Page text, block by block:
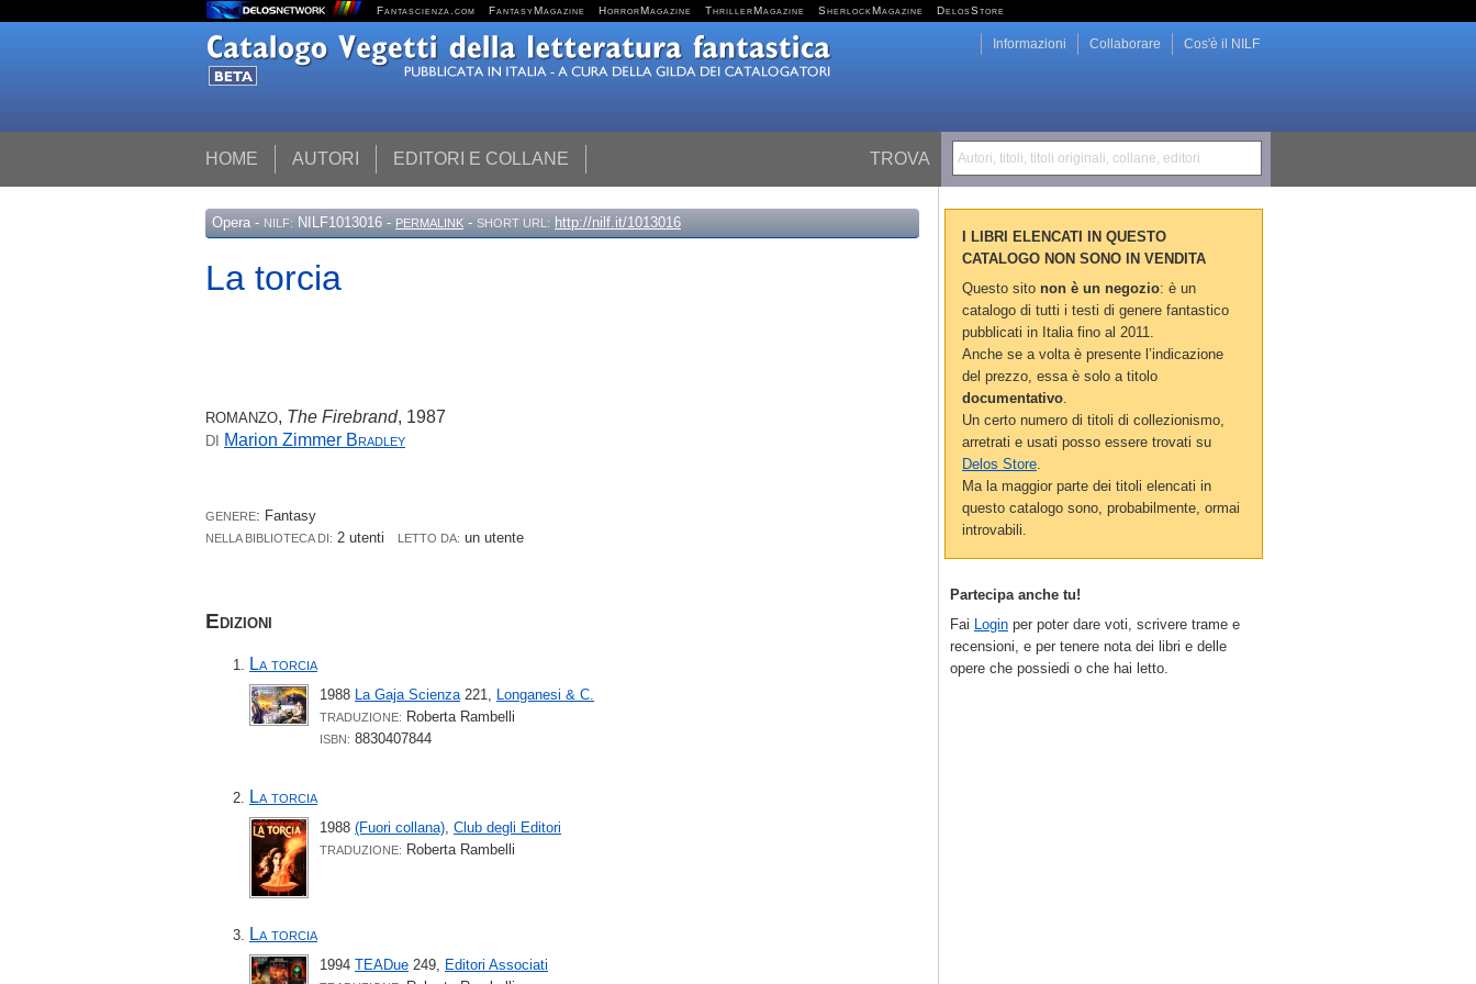
Fantascienza.com FantasyMagazine HorrorMagazine ThrillerMagazine SherlockMagazine DelosStore
TROVA Autori, titoli, titoli originali, collane, editori
HOME AUTORI EDITORI E COLLANE
Cos'è il NILF
Collaborare
Informazioni
Opera - NILF: NILF1013016 - PERMALINK - SHORT URL: http://nilf.it/1013016
La torcia
ROMANZO, The Firebrand, 1987
DI Marion Zimmer Bradley
GENERE: Fantasy
NELLA BIBLIOTECA DI: 2 utenti LETTO DA: un utente
Edizioni
La torcia
1988 La Gaja Scienza 221, Longanesi & C.
TRADUZIONE: Roberta Rambelli
ISBN: 8830407844
La torcia
1988 (Fuori collana) Club degli Editori
TRADUZIONE: Roberta Rambelli
La torcia
1994 TEADue 249, Editori Associati
I LIBRI ELENCATI IN QUESTO
CATALOGO NON SONO IN VENDITA
Questo sito non è un negozio: è un
catalogo di tutti i testi di genere fantastico
pubblicati in Italia fino al 2011.
Anche se a volta è presente l’indicazione
del prezzo, essa è solo a titolo
documentativo
Un certo numero di titoli di collezionismo,
arretrati e usati posso essere trovati su
Delos Store
Ma la maggior parte dei titoli elencati in
questo catalogo sono, probabilmente, ormai
introvabili.
Partecipa anche tu!
Fai Login per poter dare voti, scrivere trame e
recensioni, e per tenere nota dei libri e delle
opere che possiedi o che hai letto.